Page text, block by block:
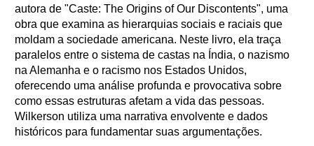
autora de "Caste: The Origins of Our Discontents", uma
obra que examina as hierarquias sociais e raciais que
moldam a sociedade americana. Neste livro, ela traça
paralelos entre o sistema de castas na Índia, o nazismo
na Alemanha e o racismo nos Estados Unidos,
oferecendo uma análise profunda e provocativa sobre
como essas estruturas afetam a vida das pessoas.
Wilkerson utiliza uma narrativa envolvente e dados
históricos para fundamentar suas argumentações.